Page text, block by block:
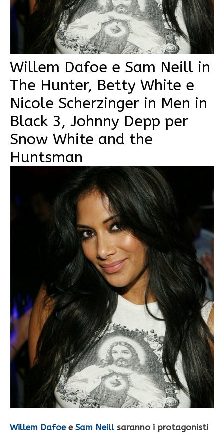
Willem Dafoe e Sam Neill in
The Hunter, Betty White e
Nicole Scherzinger in Men in
Black 3, Johnny Depp per
Snow White and the
Huntsman
Willem Dafoee Sam Neill saranno i protagonisti